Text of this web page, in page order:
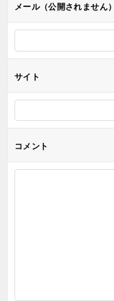
ン
メール（公開されません）
サイト
コメント